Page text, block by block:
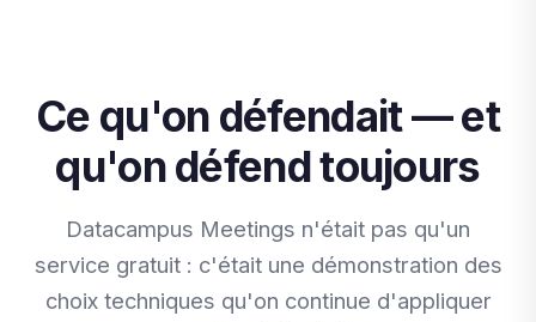
Ce qu'on défendait — et
qu'on défend toujours
Datacampus Meetings n'était pas qu'un
service gratuit : c'était une démonstration des
choix techniques qu'on continue d'appliquer